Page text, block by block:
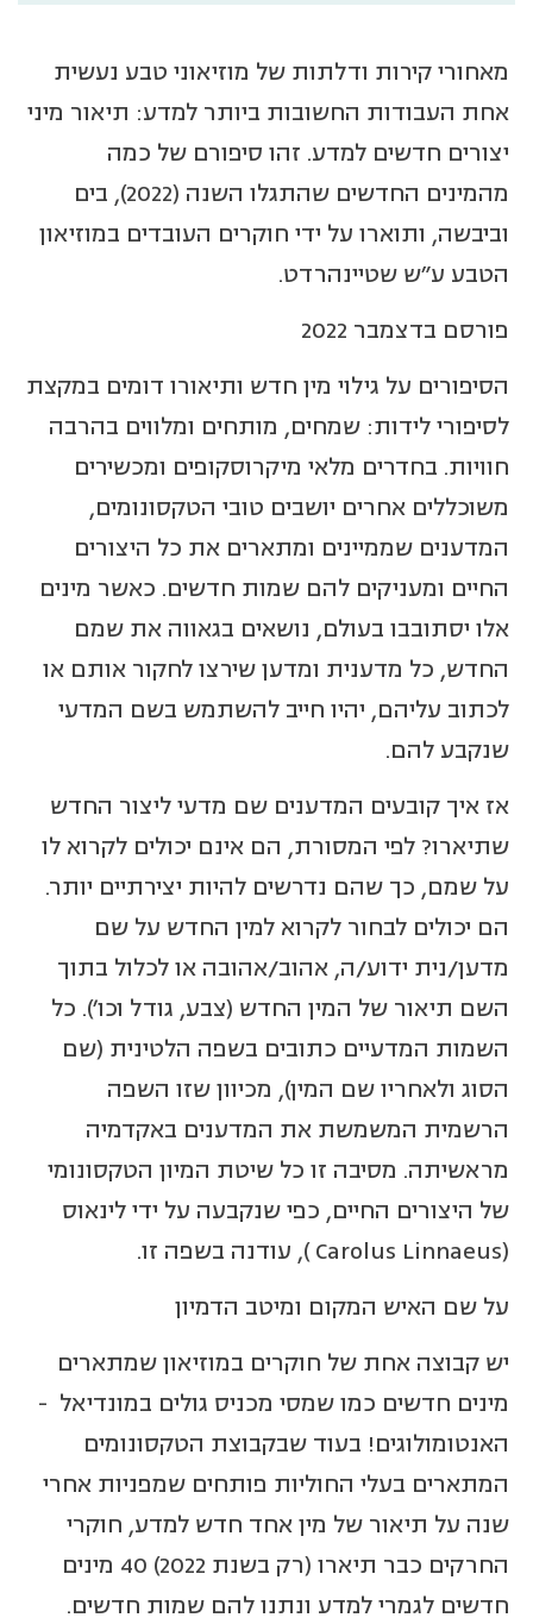
מאחורי קירות ודלתות של מוזיאוני טבע נעשית
אחת העבודות החשובות ביותר למדע: תיאור מיני
יצורים חדשים למדע. זהו סיפורם של כמה
מהמינים החדשים שהתגלו השנה (2022), בים
וביבשה, ותוארו על ידי חוקרים העובדים במוזיאון
הטבע ע"ש שטיינהרדט.
פורסם בדצמבר 2022
הסיפורים על גילוי מין חדש ותיאורו דומים במקצת
לסיפורי לידות: שמחים, מותחים ומלווים בהרבה
חוויות. בחדרים מלאי מיקרוסקופים ומכשירים
משוכללים אחרים יושבים טובי הטקסונומים,
המדענים שממיינים ומתארים את כל היצורים
החיים ומעניקים להם שמות חדשים. כאשר מינים
אלו יסתובבו בעולם, נושאים בגאווה את שמם
החדש, כל מדענית ומדען שירצו לחקור אותם או
לכתוב עליהם, יהיו חייב להשתמש בשם המדעי
שנקבע להם.
אז איך קובעים המדענים שם מדעי ליצור החדש
שתיארו? לפי המסורת, הם אינם יכולים לקרוא לו
על שמם, כך שהם נדרשים להיות יצירתיים יותר.
הם יכולים לבחור לקרוא למין החדש על שם
מדען/נית ידוע/ה, אהוב/אהובה או לכלול בתוך
השם תיאור של המין החדש (צבע, גודל וכו'). כל
השמות המדעיים כתובים בשפה הלטינית (שם
הסוג ולאחריו שם המין), מכיוון שזו השפה
הרשמית המשמשת את המדענים באקדמיה
מראשיתה. מסיבה זו כל שיטת המיון הטקסונומי
של היצורים החיים, כפי שנקבעה על ידי לינאוס
(Carolus Linnaeus ), עודנה בשפה זו.
על שם האיש המקום ומיטב הדמיון
יש קבוצה אחת של חוקרים במוזיאון שמתארים
מינים חדשים כמו שמסי מכניס גולים במונדיאל -
האנטומולוגים! בעוד שבקבוצת הטקסונומים
המתארים בעלי החוליות פותחים שמפניות אחרי
שנה על תיאור של מין אחד חדש למדע, חוקרי
החרקים כבר תיארו (רק בשנת 2022) 40 מינים
חדשים לגמרי למדע ונתנו להם שמות חדשים.